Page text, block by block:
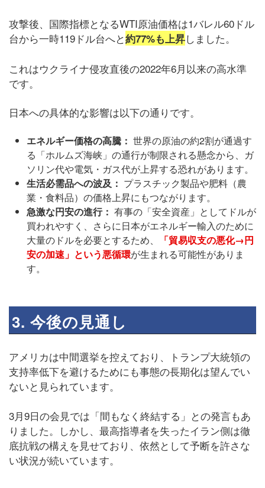
攻撃後、国際指標となるWTI原油価格は1バレル60ドル
台から一時119ドル台へと約77%も上昇しました。
これはウクライナ侵攻直後の2022年6月以来の高水準
です。
日本への具体的な影響は以下の通りです。
エネルギー価格の高騰： 世界の原油の約2割が通過す
る「ホルムズ海峡」の通行が制限される懸念から、ガ
ソリン代や電気・ガス代が上昇する恐れがあります。
生活必需品への波及： プラスチック製品や肥料（農
業・食料品）の価格上昇にもつながります。
急激な円安の進行： 有事の「安全資産」としてドルが
買われやすく、さらに日本がエネルギー輸入のために
大量のドルを必要とするため、
「貿易収支の悪化→円
安の加速」という悪循環が生まれる可能性がありま
す。
3. 今後の見通し
アメリカは中間選挙を控えており、トランプ大統領の
支持率低下を避けるためにも事態の長期化は望んでい
ないと見られています。
3月9日の会見では「間もなく終結する」との発言もあ
りました。しかし、最高指導者を失ったイラン側は徹
底抗戦の構えを見せており、依然として予断を許さな
い状況が続いています。